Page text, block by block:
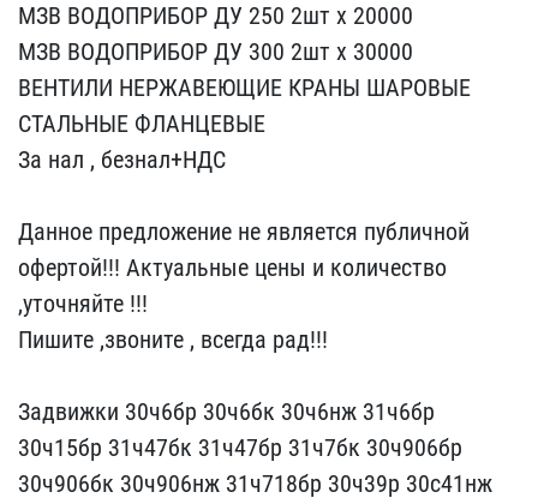
МЗВ ВОДОПРИБОР ДУ 250​ 2шт х 20000
МЗВ ВОДОПРИ​БОР ДУ 300 2шт х 30000
В​ЕНТИЛИ НЕРЖАВЕЮЩИЕ КРАНЫ​ ШАРОВЫЕ
СТАЛЬНЫЕ ФЛАНЦЕ​ВЫЕ
За нал , безнал+НДС ​
Данное предложение не ​является публичной
оферт​ой!!! Актуальные цены и ​количество
,уточняйте !!​!
Пишите ,звоните , всег​да рад!!!
Задвижки 30ч6​бр 30ч6бк 30ч6нж 31ч6бр ​
30ч15бр 31ч47бк 31ч47бр ​31ч7бк 30ч906бр
30ч906бк​ 30ч906нж 31ч718бр 30ч39​р 30с41нж